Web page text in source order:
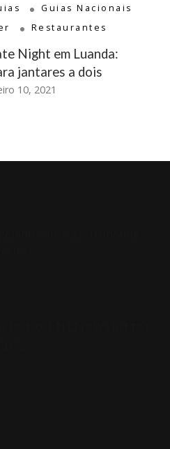
Guias Nacionais
Restaurantes
Night em Luanda:
jantares a dois
10, 2021